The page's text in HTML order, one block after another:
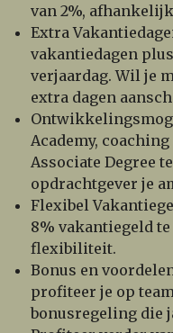
van 2%,
Extra
vakantiedagen
verjaardag. Wil je
extra dagen
Academy,
Associate Degree
opdrachtgever je
Flexibel
8% vakantiegeld
flexibiliteit.
Bonus en
profiteer je op
bonusregeling die